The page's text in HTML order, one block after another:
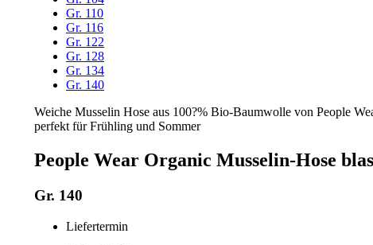
Gr. 110
Gr. 116
Gr. 122
Gr. 128
Gr. 134
Gr. 140
Weiche Musselin Hose aus 100?% Bio-Baumwolle von People
perfekt für Frühling und Sommer
People Wear Organic Musselin-Hose
Gr. 140
Liefertermin